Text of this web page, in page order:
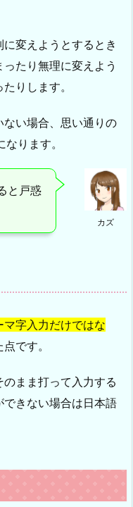
変えようとするとき
たり無理に変えよう
りします。
い場合、思い通りの
ります。
カズ
と戸惑
マ字入力だけではな
です。
まま打って入力する
きない場合は日本語